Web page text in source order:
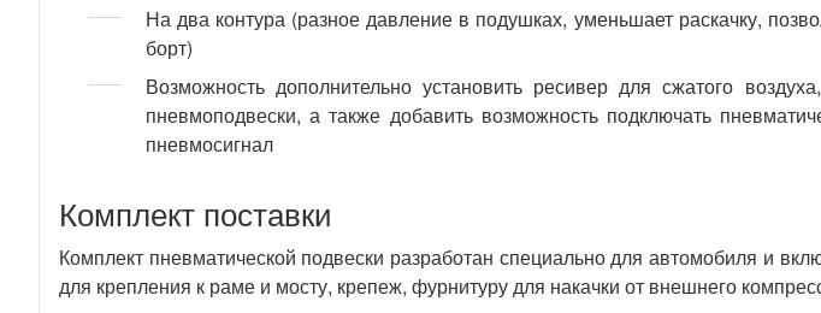
На два контура (разное давление в подушках, уменьшает раскачку,
борт)
Возможность дополнительно установить ресивер для сжатого
пневмоподвески, а также добавить возможность подключать
пневмосигнал
Комплект поставки
Комплект пневматической подвески разработан специально для автомобиля и
для крепления к раме и мосту, крепеж, фурнитуру для накачки от внешнего